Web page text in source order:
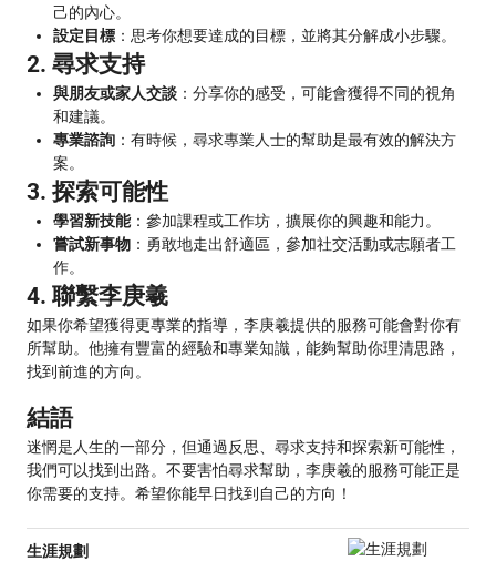
己的內心。
設定目標 ：思考你想要達成的目標，並將其分解成小步驟。
2. 尋求支持
與朋友或家人交談 ：分享你的感受，可能會獲得不同的視角
和建議。
專業諮詢 ：有時候，尋求專業人士的幫助是最有效的解決方
案。
3. 探索可能性
學習新技能：參加課程或工作坊，擴展你的興趣和能力。
嘗試新事物 ：勇敢地走出舒適區，參加社交活動或志願者工
作。
4. 聯繫李庚羲
如果你希望獲得更專業的指導，李庚羲提供的服務可能會對你有
所幫助。他擁有豐富的經驗和專業知識，能夠幫助你理清思路，
找到前進的方向。
結語
迷惘是人生的一部分，但通過反思、尋求支持和探索新可能性，
我們可以找到出路。不要害怕尋求幫助，李庚羲的服務可能正是
你需要的支持。希望你能早日找到自己的方向！
生涯規劃